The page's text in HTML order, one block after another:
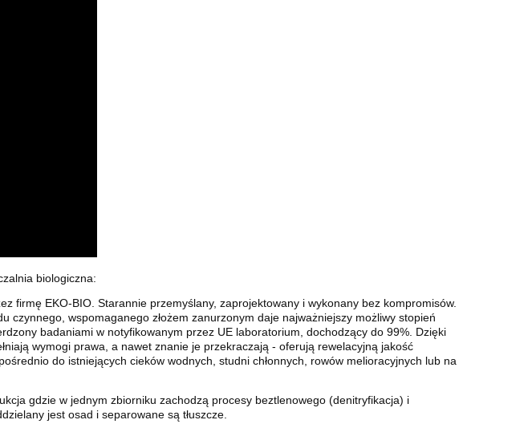
4500L – przydomowa
ścieków z dużym
retencyjnym
1000L – przydomowa
oczyszczalnia ścieków z
biologiczna:
firmę EKO-BIO. Starannie przemyślany, zaprojektowany i wykonany bez kompromisów.
czynnego, wspomaganego złożem zanurzonym daje najważniejszy możliwy stopień
badaniami w notyfikowanym przez UE laboratorium, dochodzący do 99%. Dzięki
wymogi prawa, a nawet znanie je przekraczają - oferują rewelacyjną jakość
do istniejących cieków wodnych, studni chłonnych, rowów melioracyjnych lub na
gdzie w jednym zbiorniku zachodzą procesy beztlenowego (denitryfikacja) i
jest osad i separowane są tłuszcze.